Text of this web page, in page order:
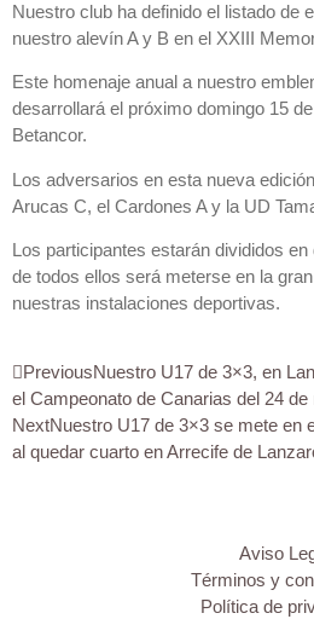
Nuestro club ha definido el listado de
nuestro alevín A y B en el XXIII
Este homenaje anual a nuestro
desarrollará el próximo domingo 15
Betancor.
Los adversarios en esta nueva
Arucas C, el Cardones A y la UD
Los participantes estarán divididos
de todos ellos será meterse en la
nuestras instalaciones deportivas.
PreviousNuestro U17 de 3×3, en
el Campeonato de Canarias del 24 de
NextNuestro U17 de 3×3 se mete en
al quedar cuarto en Arrecife de
Aviso
Términos y
Política de